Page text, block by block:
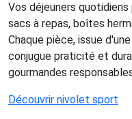
Vos déjeuners
sacs à repas, boîtes
Chaque pièce, issue
conjugue praticité et
gourmandes
Découvrir nivolet sport